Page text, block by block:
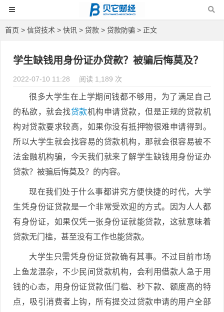
首页 > 信贷技术 > 快讯 > 贷款 > 贷款防骗 > 正文
学生缺钱用身份证办贷款？被骗后悔莫及？
2022-07-10 11:28 阅读 1,189 次
很多大学生在上学期间钱都不够用，为了满足自己
的私欲，就会找贷款机构申请贷款，但是正规的贷款机
构对贷款要求较高，如果你没有抵押物很难申请得到。
所以大学生就会找容易的贷款机构，那就会很容易被不
法金融机构骗，今天我们就来了解学生缺钱用身份证办
贷款？被骗后悔莫及？的内容。
现在我们处于什么事都讲究方便快捷的时代，大学
生凭身份证贷款是一个非常受欢迎的方式。因为人人都
有身份证，如果仅凭一张身份证就能贷款，这就意味着
贷款无门槛，甚至没有工作也能贷款。
大学生只需凭身份证贷款确有其事。不过目前市场
上鱼龙混杂，不少民间贷款机构，会利用借款人急于用
钱的心态，用身份证贷款低门槛、秒下款、额度高的特
点，吸引消费者上钩，所有提交过贷款申请的用户全部